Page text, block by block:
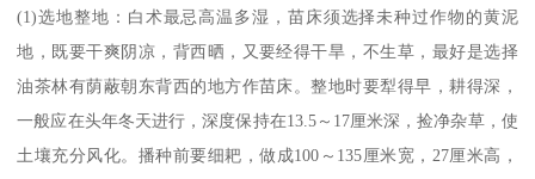
(1)选地整地：白术最忌高温多湿，苗床须选择未种过作物的黄泥
地，既要干爽阴凉，背西晒，又要经得干旱，不生草，最好是选择
油茶林有荫蔽朝东背西的地方作苗床。整地时要犁得早，耕得深，
一般应在头年冬天进行，深度保持在13.5～17厘米深，捡净杂草，使
土壤充分风化。播种前要细耙，做成100～135厘米宽，27厘米高，